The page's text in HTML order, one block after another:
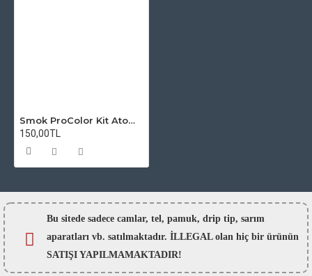
Smok ProColor Kit Atomizer Camı
150,00TL
Bu sitede sadece camlar, tel, pamuk, drip tip, sarım
aparatları vb. satılmaktadır. İLLEGAL olan hiç bir ürünün
SATIŞI YAPILMAMAKTADIR!